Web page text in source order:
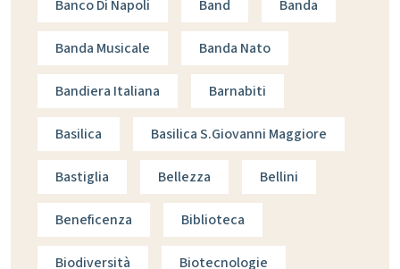
Banco Di Napoli Band Banda
Banda Musicale Banda Nato
Bandiera Italiana Barnabiti
Basilica Basilica S.giovanni Maggiore
Bastiglia Bellezza Bellini
Beneficenza Biblioteca
Biodiversità Biotecnologie